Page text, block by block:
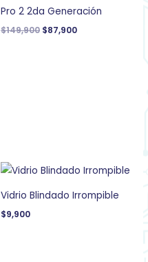
Pro 2 2da Generación
$149,900 $87,900
Vidrio Blindado Irrompible
$9,900